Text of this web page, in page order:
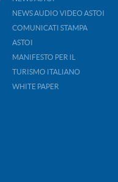
NEWS AUDIO VIDEO ASTOI
COMUNICATI STAMPA
ASTOI
MANIFESTO PER IL
TURISMO ITALIANO
WHITE PAPER